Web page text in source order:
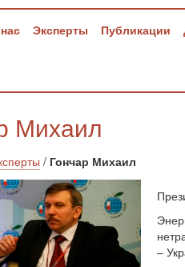
Эксперты Публикации
Михаил
/ Гончар Михаил
–